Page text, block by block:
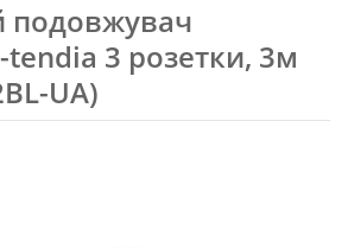
tendia 3 розетки, 3м
UA)